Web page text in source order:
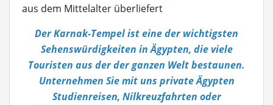
aus dem Mittelalter überliefert
Der Karnak-Tempel ist eine der wichtigsten
Sehenswürdigkeiten in Ägypten, die viele
Touristen aus der der ganzen Welt bestaunen.
Unternehmen Sie mit uns private Ägypten
Studienreisen, Nilkreuzfahrten oder